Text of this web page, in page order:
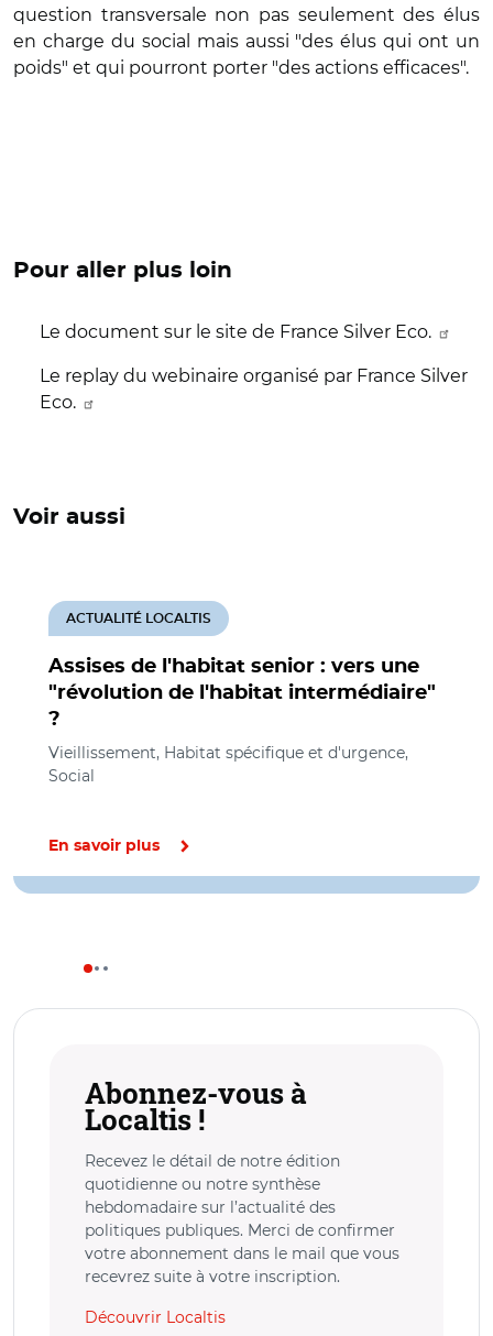
question transversale non pas seulement des élus
en charge du social mais aussi "des élus qui ont un
poids" et qui pourront porter "des actions efficaces".
Pour aller plus loin
Le document sur le site de France Silver Eco.
Le replay du webinaire organisé par France Silver
Eco.
Voir aussi
Assises de l'habitat senior : vers une
"révolution de l'habitat intermédiaire"
?
ACTUALITÉ LOCALTIS
Vieillissement, Habitat spécifique et d'urgence,
Social
En savoir plus
Abonnez-vous à
Localtis !
Recevez le détail de notre édition
quotidienne ou notre synthèse
hebdomadaire sur l’actualité des
politiques publiques. Merci de confirmer
votre abonnement dans le mail que vous
recevrez suite à votre inscription.
Découvrir Localtis